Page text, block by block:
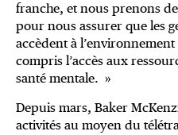
franche, et nous prenons
pour nous assurer que les
accèdent à
compris l’accès aux
santé mentale. »
Depuis mars, Baker
activités au moyen du